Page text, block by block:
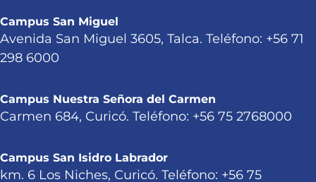
Campus San Miguel
Avenida San Miguel 3605, Talca. Teléfono: +56 71
298 6000
Campus Nuestra Señora del Carmen
Carmen 684, Curicó. Teléfono: +56 75 2768000
Campus San Isidro Labrador
km. 6 Los Niches, Curicó. Teléfono: +56 75